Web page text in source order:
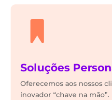
Soluções
Oferecemos aos nossos
inovador “chave na mão”.